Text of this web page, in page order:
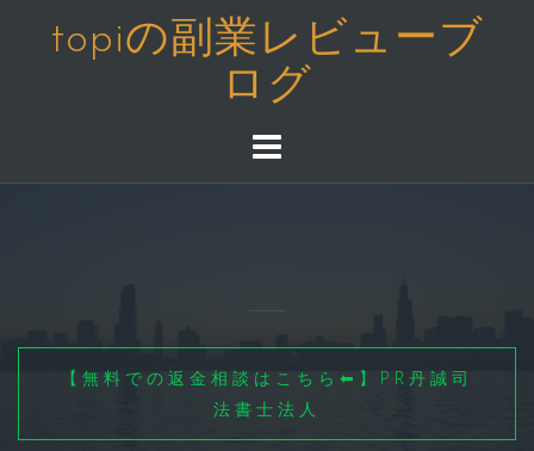
へ
topiの副業レビューブ
ログ
【無料での返金相談はこちら⬅】PR丹誠司
法書士法人